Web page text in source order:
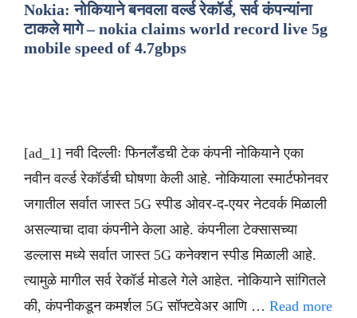
Nokia: नोकियाने बनवला वर्ल्ड रेकॉर्ड, सर्व कंपन्यांना
टाकले मागे – nokia claims world record live 5g
mobile speed of 4.7gbps
[ad_1] नवी दिल्लीः फिनलँडची टेक कंपनी नोकियाने एका
नवीन वर्ल्ड रेकॉर्डची घोषणा केली आहे. नोकियाला स्मार्टफोनवर
जगातील सर्वात जास्त 5G स्पीड ओवर-द-एयर नेटवर्क मिळाली
असल्याचा दावा कंपनीने केला आहे. कंपनीला टेक्सासच्या
डल्लास मध्ये सर्वात जास्त 5G कनेक्शन स्पीड मिळाली आहे.
त्यामुळे मागील सर्व रेकॉर्ड मोडले गेले आहेत. नोकियाने सांगितले
की, कंपनीकडून कमर्शल 5G सॉफ्टवेअर आणि … Read more